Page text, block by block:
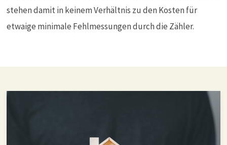
stehen damit in keinem Verhältnis zu den Kosten für
etwaige minimale Fehlmessungen durch die Zähler.